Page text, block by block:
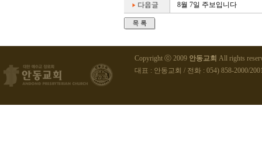
8월 7일 주보입니다
Copyright ⓒ 2009 안동교회 All rights
대표 : 안동교회 / 전화 : 054) 858-2000/